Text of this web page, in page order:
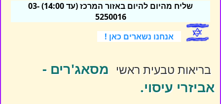
שליח מהיום להיום באזור המרכז (עד 14:00) 03-
5250016
אנחנו נשארים כאן !
בריאות טבעית ראשי מסאג'רים -
אביזרי עיסוי.